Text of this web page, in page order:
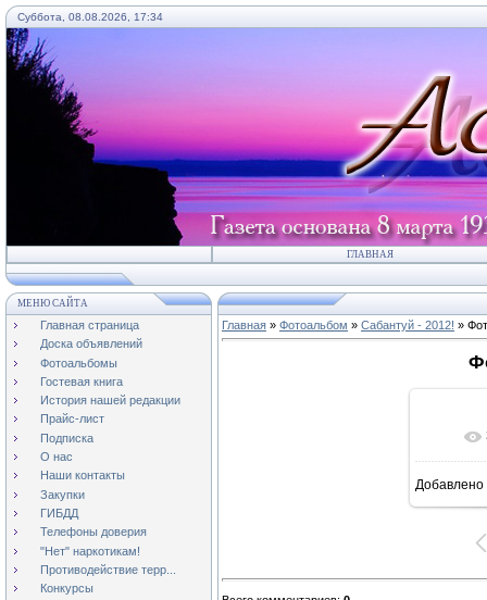
Суббота, 08.08.2026, 17:34
ГЛАВНАЯ
МЕНЮ САЙТА
Главная страница
Доска объявлений
Фотоальбомы
Гостевая книга
История нашей редакции
Прайс-лист
Подписка
О нас
Наши контакты
Закупки
ГИБДД
Телефоны доверия
"Нет" наркотикам!
Противодействие терр...
Конкурсы
Главная » Фотоальбом » Сабантуй - 2012! »
Добавлено